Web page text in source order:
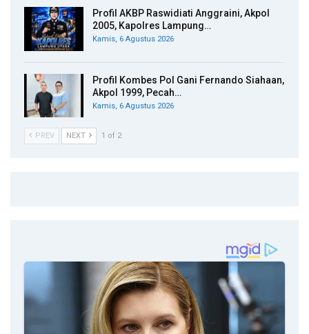
Profil AKBP Raswidiati Anggraini, Akpol
2005, Kapolres Lampung…
Kamis, 6 Agustus 2026
Profil Kombes Pol Gani Fernando Siahaan,
Akpol 1999, Pecah…
Kamis, 6 Agustus 2026
PREV NEXT 1 of 2